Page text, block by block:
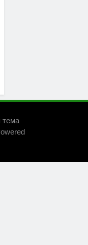
тема